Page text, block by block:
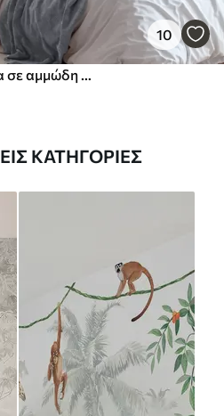
10
Υφή τοπίου με ξερά χόρτα σε αμμώδη παραλία, με τον ωκεανό και τον ουρανό στο βάθος
ΚΑΤΗΓΟΡΊΕΣ